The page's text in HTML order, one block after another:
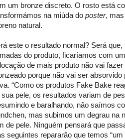
um bronze discreto. O rosto está
na miúda do poster,
natural.
este o resultado normal? Será
do produto, ficaríamos com
de mais produto não vai
porque não vai ser absorvido
“Como os produtos Fake Bake
sua pele, os resultados variam de
e baralhando, não saímos
mas subimos um degrau na
de pele. Ninguém pensará que
seguintes repararão que temos